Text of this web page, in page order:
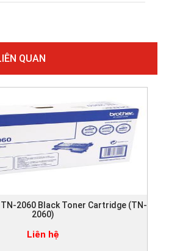
QUAN
2060 Black Toner Cartridge (TN-
2060)
Liên hệ